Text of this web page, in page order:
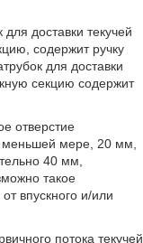
доставки текучей
содержит ручку
для доставки
секцию содержит
отверстие
меньшей мере, 20 мм,
40 мм,
такое
впускного и/или
потока текучей